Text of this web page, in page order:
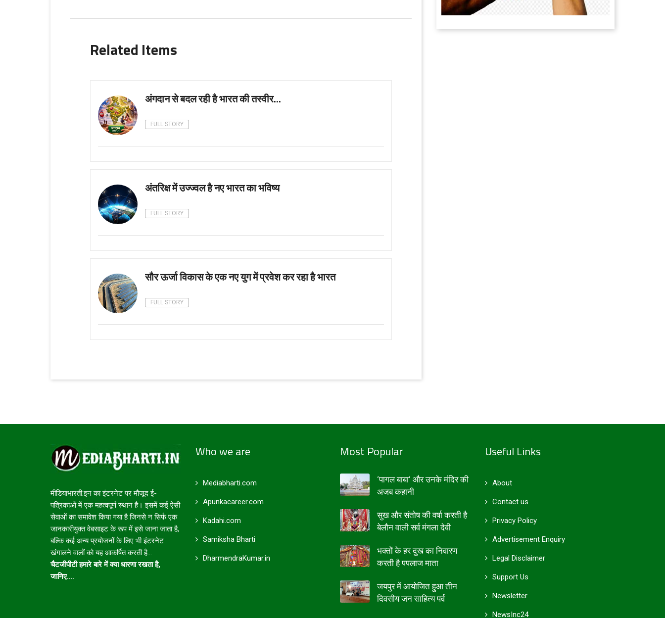
Related Items
अंगदान से बदल रही है भारत की तस्वीर...
FULL STORY
अंतरिक्ष में उज्ज्वल है नए भारत का भविष्य
FULL STORY
सौर ऊर्जा विकास के एक नए युग में प्रवेश कर रहा है भारत
FULL STORY
मीडियाभारती.इन का इंटरनेट पर मौजूद ई-
पत्रिकाओं में एक महत्वपूर्ण स्थान है। इसमें कई ऐसी
सेवाओं का समावेश किया गया है जिनसे न सिर्फ एक
जानकारीयुक्त वेबसाइट के रूप में इसे जाना जाता है,
बल्कि कई अन्य प्रयोजनों के लिए भी इंटरनेट
खंगालने वालों को यह आकर्षित करती है...
चैटजीपीटी हमारे बारे में क्या धारणा रखता है,
जानिए....
Who we are
Mediabharti.com
Apunkacareer.com
Kadahi.com
Samiksha Bharti
DharmendraKumar.in
Most Popular
‘पागल बाबा’ और उनके मंदिर की
अजब कहानी
सुख और संतोष की वर्षा करती है
बेलौन वाली सर्व मंगला देवी
भक्तों के हर दुख का निवारण
करती है पपलाज माता
जयपुर में आयोजित हुआ तीन
दिवसीय जन साहित्य पर्व
Useful Links
About
Contact us
Privacy Policy
Advertisement Enquiry
Legal Disclaimer
Support Us
Newsletter
NewsInc24